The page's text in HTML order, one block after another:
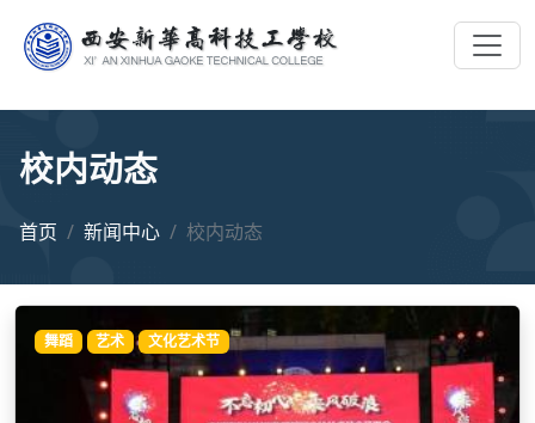
校内动态
首页 新闻中心 校内动态
舞蹈 艺术 文化艺术节